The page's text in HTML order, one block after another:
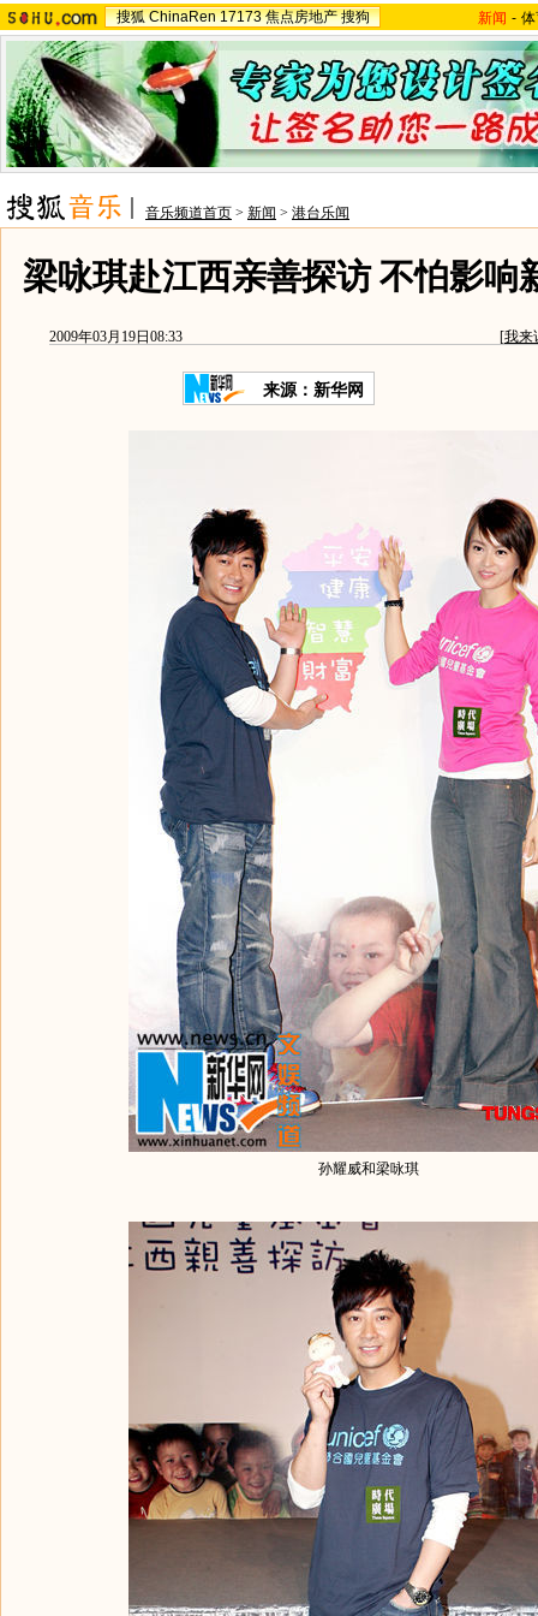
搜狐 ChinaRen 17173 焦点房地产 搜狗 新闻 -
音乐频道首页 > 新闻 > 港台乐闻
梁咏琪赴江西亲善探访 不怕影响
2009年03月19日08:33 [我来
来源：新华网
孙耀威和梁咏琪